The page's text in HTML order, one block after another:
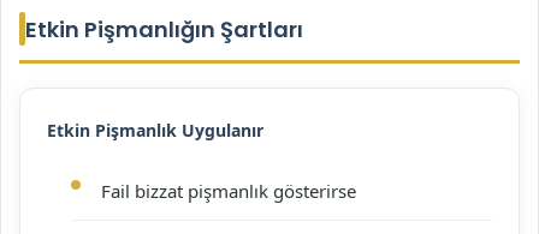
Etkin Pişmanlığın Şartları
Etkin Pişmanlık Uygulanır
Fail bizzat pişmanlık gösterirse